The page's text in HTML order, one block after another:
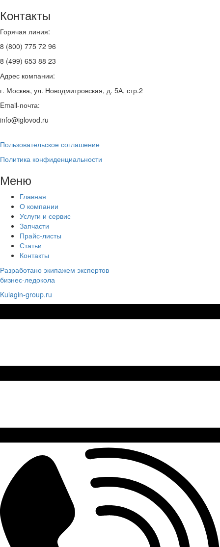
Контакты
Горячая линия:
8 (800) 775 72 96
8 (499) 653 88 23
Адрес компании:
г. Москва, ул. Новодмитровская, д. 5А, стр.2
Email-почта:
info@iglovod.ru
Пользовательское соглашение
Политика конфиденциальности
Меню
Главная
О компании
Услуги и сервис
Запчасти
Прайс-листы
Статьи
Контакты
Разработано экипажем экспертов
бизнес-ледокола
Kulagin-group.ru